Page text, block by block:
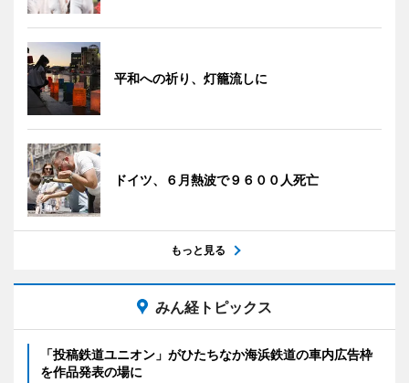
平和への祈り、灯籠流しに
ドイツ、６月熱波で９６００人死亡
もっと見る
みん経トピックス
「投稿鉄道ユニオン」がひたちなか海浜鉄道の車内広告枠
を作品発表の場に